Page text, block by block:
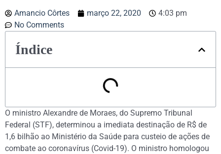
Amancio Côrtes março 22, 2020
4:03 pm
No Comments
Índice
O ministro Alexandre de Moraes, do Supremo Tribunal
Federal (STF), determinou a imediata destinação de R$ de
1,6 bilhão ao Ministério da Saúde para custeio de ações de
combate ao coronavírus (Covid-19). O ministro homologou